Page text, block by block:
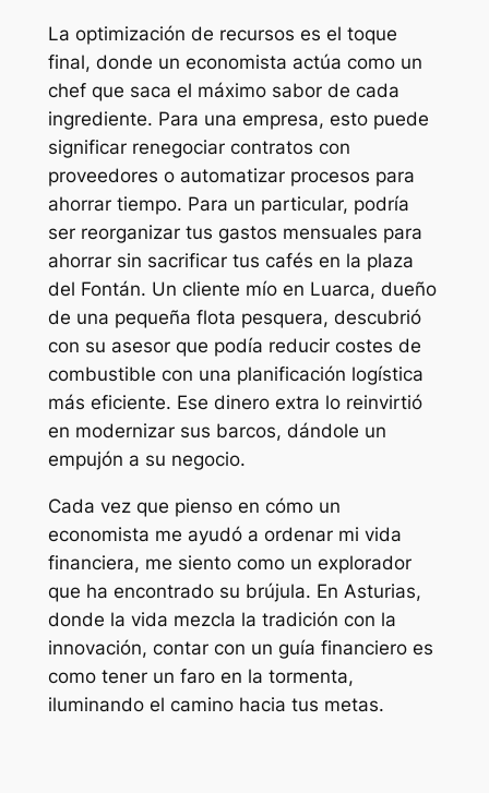
La optimización de recursos es el toque
final, donde un economista actúa como un
chef que saca el máximo sabor de cada
ingrediente. Para una empresa, esto puede
significar renegociar contratos con
proveedores o automatizar procesos para
ahorrar tiempo. Para un particular, podría
ser reorganizar tus gastos mensuales para
ahorrar sin sacrificar tus cafés en la plaza
del Fontán. Un cliente mío en Luarca, dueño
de una pequeña flota pesquera, descubrió
con su asesor que podía reducir costes de
combustible con una planificación logística
más eficiente. Ese dinero extra lo reinvirtió
en modernizar sus barcos, dándole un
empujón a su negocio.
Cada vez que pienso en cómo un
economista me ayudó a ordenar mi vida
financiera, me siento como un explorador
que ha encontrado su brújula. En Asturias,
donde la vida mezcla la tradición con la
innovación, contar con un guía financiero es
como tener un faro en la tormenta,
iluminando el camino hacia tus metas.